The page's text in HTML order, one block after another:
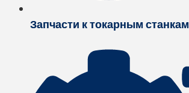
Запчасти к токарным станкам